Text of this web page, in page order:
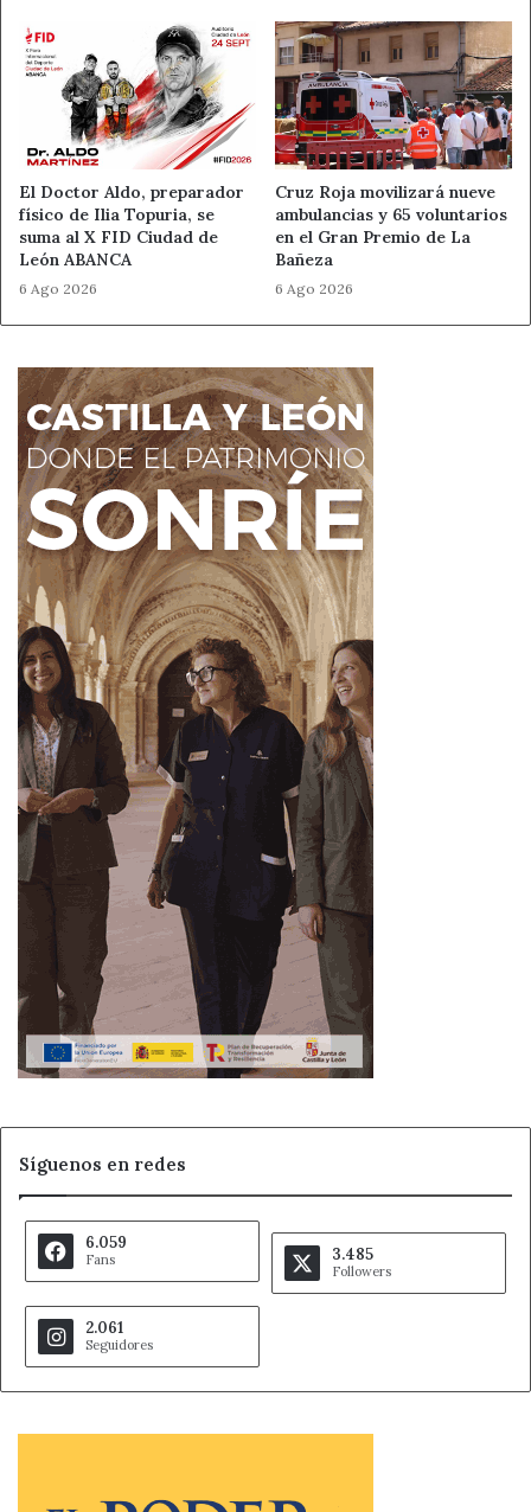
El Doctor Aldo, preparador
físico de Ilia Topuria, se
suma al X FID Ciudad de
León ABANCA
6 Ago 2026
Cruz Roja movilizará nueve
ambulancias y 65 voluntarios
en el Gran Premio de La
Bañeza
6 Ago 2026
Síguenos en redes
6.059
Fans 3.485
Followers
2.061
Seguidores